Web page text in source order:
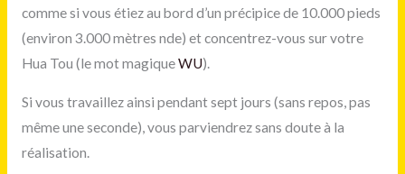
comme si vous étiez au bord d’un précipice de 10.000 pieds
(environ 3.000 mètres nde) et concentrez-vous sur votre
Hua Tou (le mot magiqueWU).
Si vous travaillez ainsi pendant sept jours (sans repos, pas
même une seconde), vous parviendrez sans doute à la
réalisation.